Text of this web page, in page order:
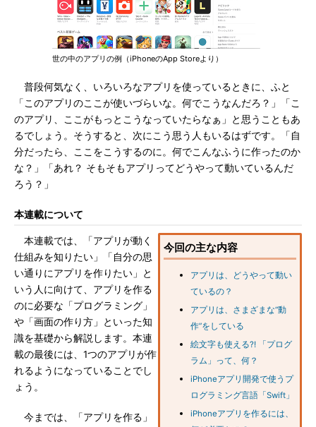
世の中のアプリの例（iPhoneのApp Storeより）
普段何気なく、いろいろなアプリを使っているときに、ふと
「このアプリのここが使いづらいな。何でこうなんだろ？」「こ
のアプリ、ここがもっとこうなっていたらなぁ」と思うこともあ
るでしょう。そうすると、次にこう思う人もいるはずです。「自
分だったら、ここをこうするのに。何でこんなふうに作ったのか
な？」「あれ？ そもそもアプリってどうやって動いているんだ
ろう？」
本連載について
今回の主な内容
アプリは、どうやって動い
ているの？
アプリは、さまざまな“動
作”をしている
絵文字も使える?! 「プログ
ラム」って、何？
iPhoneアプリ開発で使うプ
ログラミング言語「Swift」
iPhoneアプリを作るには、
本連載では、「アプリが動く
仕組みを知りたい」「自分の思
い通りにアプリを作りたい」と
いう人に向けて、アプリを作る
のに必要な「プログラミング」
や「画面の作り方」といった知
識を基礎から解説します。本連
載の最後には、1つのアプリが作
れるようになっていることでし
ょう。
今までは、「アプリを作る」